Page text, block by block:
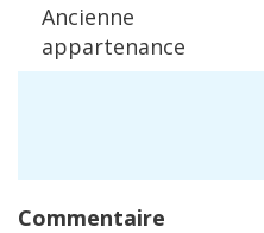
Ancienne
appartenance
Commentaire